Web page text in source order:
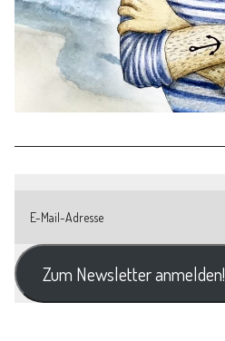
Zum Newsletter anmelden!